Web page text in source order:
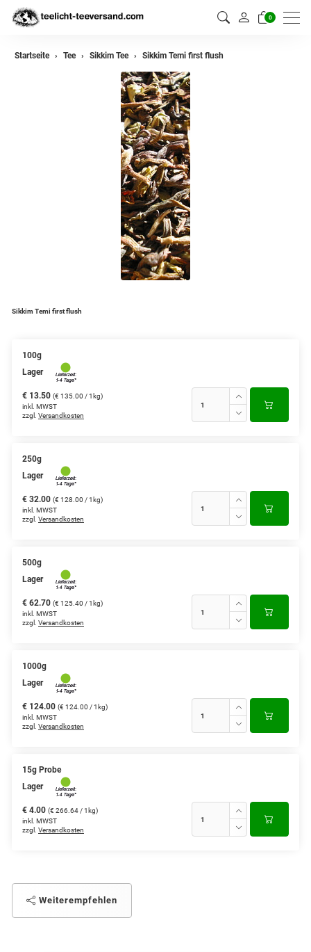
0
zurück
Grüner Tee aus Japan
Teemischungen
Verschiedene Anbaugebiete
Yogi - und Beuteltee
Aromatisierter Grüntee
Aromatisierter Schwarztee
Startseite Tee Sikkim Tee Sikkim Temi first flush
Sikkim Temi first flush
100g
Lager
€ 13.50 (€ 135.00 / 1kg)
inkl. MWST
zzgl. Versandkosten
250g
Lager
€ 32.00 (€ 128.00 / 1kg)
inkl. MWST
zzgl. Versandkosten
500g
Lager
€ 62.70 (€ 125.40 / 1kg)
inkl. MWST
zzgl. Versandkosten
1000g
Lager
€ 124.00 (€ 124.00 / 1kg)
inkl. MWST
zzgl. Versandkosten
15g Probe
Lager
€ 4.00 (€ 266.64 / 1kg)
inkl. MWST
zzgl. Versandkosten
Weiterempfehlen